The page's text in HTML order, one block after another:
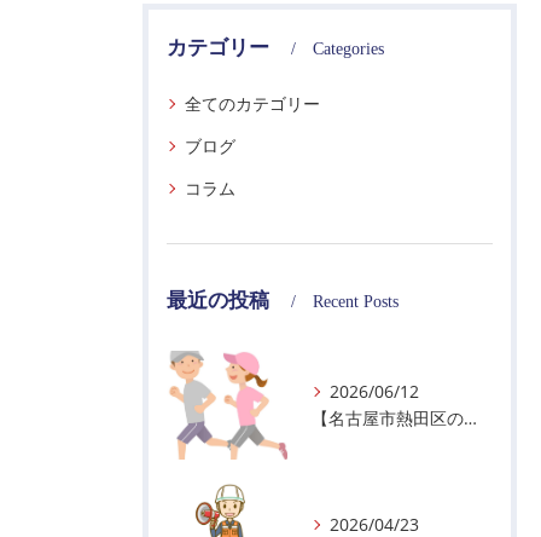
カテゴリー Categories
全てのカテゴリー
ブログ
コラム
最近の投稿 Recent Posts
2026/06/12
【名古屋市熱田区の警備会社】暑熱順化で熱中症対策を！
2026/04/23